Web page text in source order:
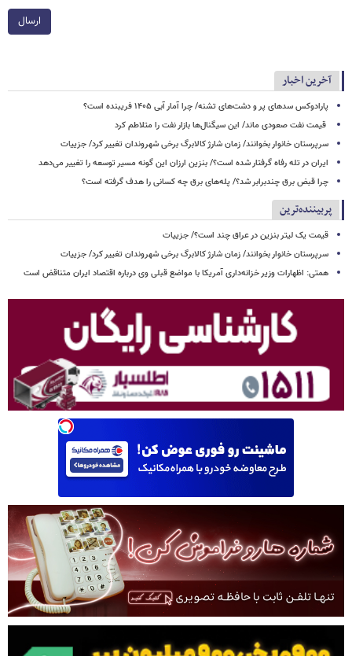
ارسال
آخرین اخبار
پارادوکس سدهای پر و دشت‌های تشنه/ چرا آمار آبی ۱۴۰۵ فریبنده است؟
قیمت نفت صعودی ماند/ این سیگنال‌ها بازار نفت را متلاطم کرد
سرپرستان خانوار بخوانند/ زمان شارژ کالابرگ برخی شهروندان تغییر کرد/ جزییات
ایران در تله رفاه گرفتار شده است؟/ بنزین ارزان این گونه مسیر توسعه را تغییر می‌دهد
چرا قبض برق چندبرابر شد؟/ پله‌های برق چه کسانی را هدف گرفته است؟
پربیننده‌ترین
قیمت یک لیتر بنزین در عراق چند است؟/ جزییات
سرپرستان خانوار بخوانند/ زمان شارژ کالابرگ برخی شهروندان تغییر کرد/ جزییات
همتی: اظهارات وزیر خزانه‌داری آمریکا با مواضع قبلی وی درباره اقتصاد ایران متناقض است